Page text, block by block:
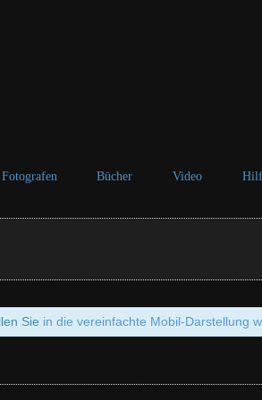
Fotografen Bücher Video
Sie in die vereinfachte Mobil-Darstellung